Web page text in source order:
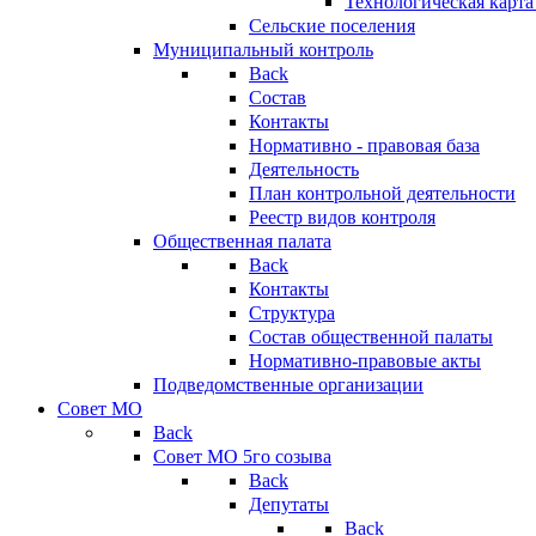
Сельские поселения
Муниципальный контроль
Back
Состав
Контакты
Нормативно - правовая база
Деятельность
План контрольной деятельности
Реестр видов контроля
Общественная палата
Back
Контакты
Структура
Состав общественной палаты
Нормативно-правовые акты
Подведомственные организации
Совет МО
Back
Совет МО 5го созыва
Back
Депутаты
Back